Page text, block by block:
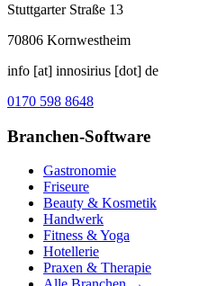
Stuttgarter Straße 13
70806 Kornwestheim
info [at] innosirius [dot] de
0170 598 8648
Branchen-Software
Gastronomie
Friseure
Beauty & Kosmetik
Handwerk
Fitness & Yoga
Hotellerie
Praxen & Therapie